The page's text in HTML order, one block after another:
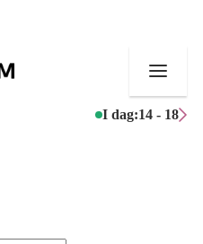
I dag:14 - 18